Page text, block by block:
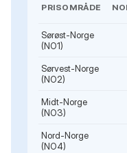
PRISOMRÅDE
Sørøst-Norge
(NO1)
Sørvest-Norge
(NO2)
Midt-Norge
(NO3)
Nord-Norge
(NO4)